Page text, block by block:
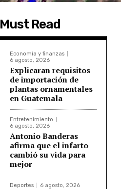
Must Read
Economía y finanzas
6 agosto, 2026
Explicaran requisitos
de importación de
plantas ornamentales
en Guatemala
Entretenimiento
6 agosto, 2026
Antonio Banderas
afirma que el infarto
cambió su vida para
mejor
Deportes 6 agosto, 2026